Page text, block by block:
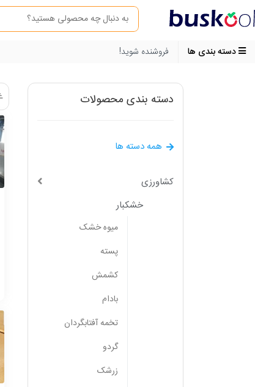
دسته بندی ها
فروشنده شوید!
دسته بندی محصولات
همه دسته ها
کشاورزی
خشکبار
میوه خشک
پسته
کشمش
بادام
تخمه آفتابگردان
گردو
زرشک